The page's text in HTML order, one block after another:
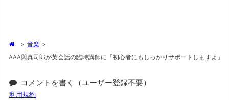
> 音楽 >
AAA與真司郎が英会話の臨時講師に「初心者にもしっかりサポートしますよ」
コメントを書く（ユーザー登録不要）